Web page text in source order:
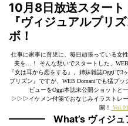
10月8日放送スター
『ヴィジュアルプリ
ボ！
仕事に家事に育児に、毎日頑張っている女
美を…！ そんな想いでスタートした、
『女は耳から恋をする』。姉妹雑誌Oggiで
プリズン』ですが、WEB Domaniでも猛プ
ビューをOggi本誌未公開ショットと
▷▷▷イケメン付箋でおなじみイラストレ
開！
What’s ヴィジュ